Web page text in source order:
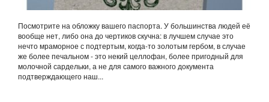
Посмотрите на обложку вашего паспорта. У большинства людей её
вообще нет, либо она до чертиков скучна: в лучшем случае это
нечто мраморное с подтертым, когда-то золотым гербом, в случае
же более печальном - это некий целлофан, более пригодный для
молочной сардельки, а не для самого важного документа
подтверждающего наш...